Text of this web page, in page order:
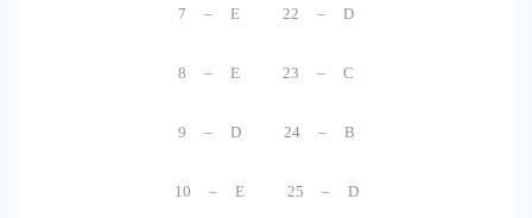
7 – E 22 – D
8 – E 23 – C
9 – D 24 – B
10 – E 25 – D